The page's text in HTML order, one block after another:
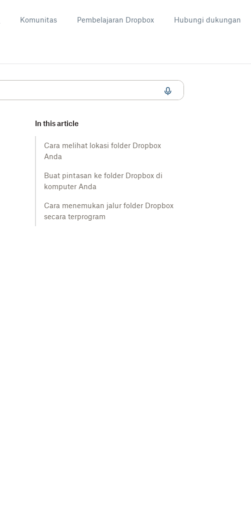
Komunitas Pembelajaran Dropbox Hubungi dukungan
In this article
Cara melihat lokasi folder Dropbox
Anda
Buat pintasan ke folder Dropbox di
komputer Anda
Cara menemukan jalur folder Dropbox
secara terprogram